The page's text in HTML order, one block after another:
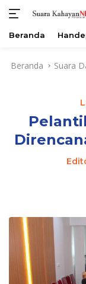
Beranda
Beranda Suara